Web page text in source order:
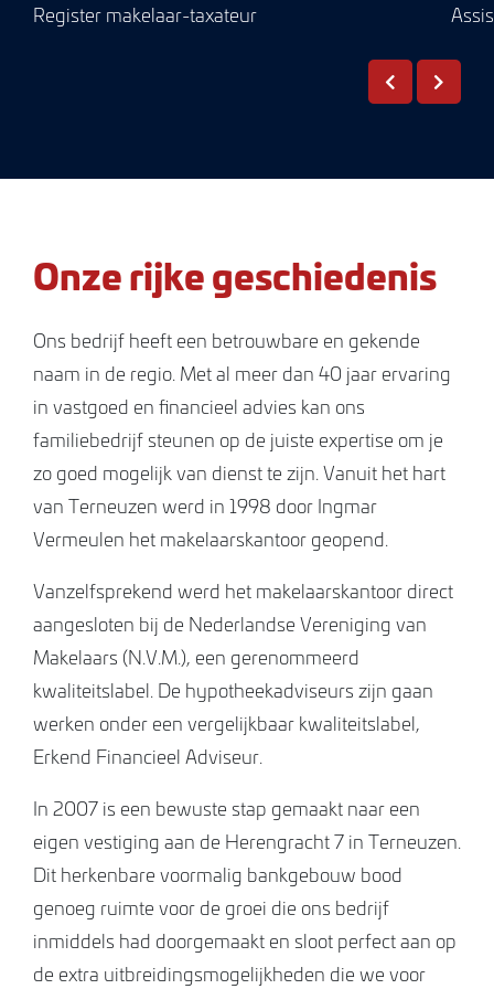
Register makelaar-taxateur
Onze rijke geschiedenis
Ons bedrijf heeft een betrouwbare en gekende
naam in de regio. Met al meer dan 40 jaar ervaring
in vastgoed en financieel advies kan ons
familiebedrijf steunen op de juiste expertise om je
zo goed mogelijk van dienst te zijn. Vanuit het hart
van Terneuzen werd in 1998 door Ingmar
Vermeulen het makelaarskantoor geopend.
Vanzelfsprekend werd het makelaarskantoor direct
aangesloten bij de Nederlandse Vereniging van
Makelaars (N.V.M.), een gerenommeerd
kwaliteitslabel. De hypotheekadviseurs zijn gaan
werken onder een vergelijkbaar kwaliteitslabel,
Erkend Financieel Adviseur.
In 2007 is een bewuste stap gemaakt naar een
eigen vestiging aan de Herengracht 7 in Terneuzen.
Dit herkenbare voormalig bankgebouw bood
genoeg ruimte voor de groei die ons bedrijf
inmiddels had doorgemaakt en sloot perfect aan op
de extra uitbreidingsmogelijkheden die we voor